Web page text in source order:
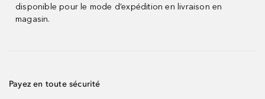
disponible pour le mode d’expédition en livraison en
magasin.
Payez en toute sécurité